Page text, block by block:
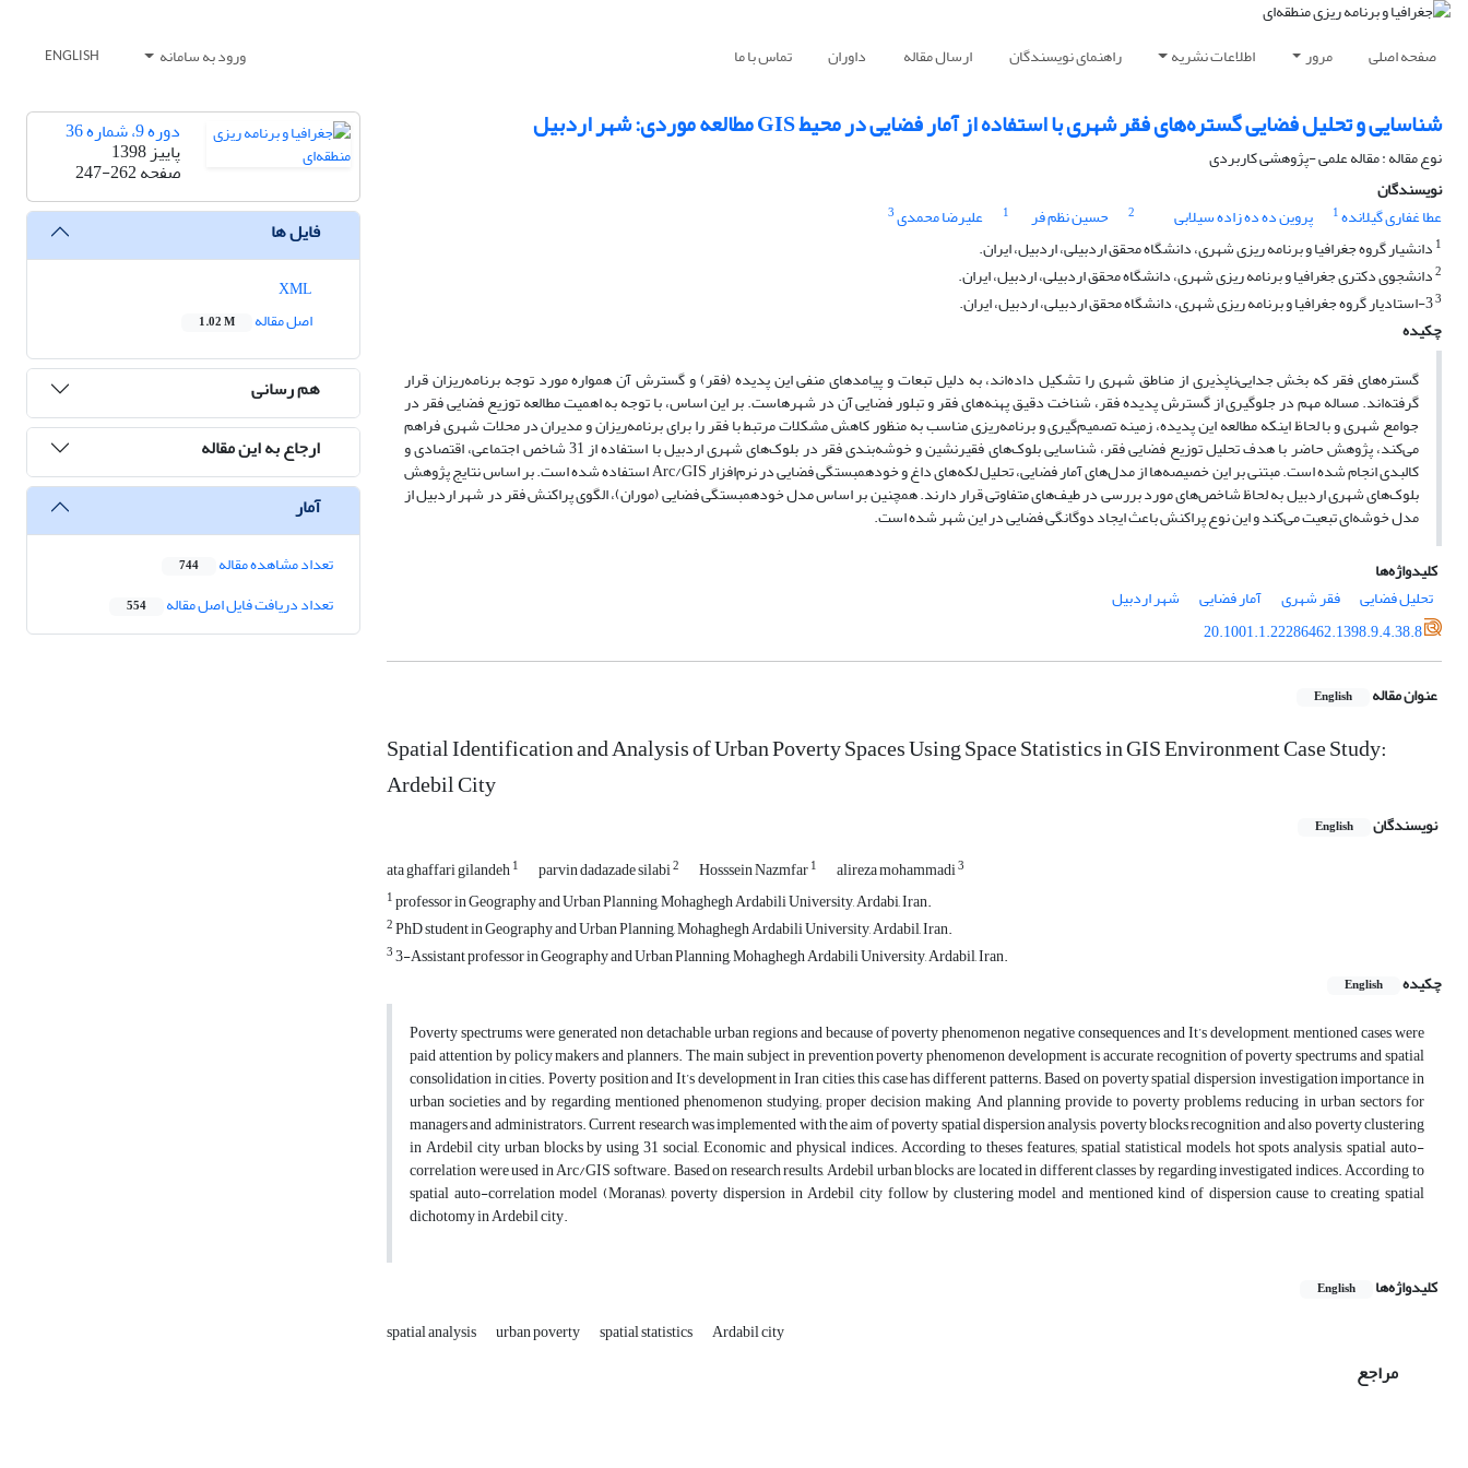
صفحه اصلی مرور اطلاعات نشریه راهنمای نویسندگان ارسال مقاله داوران تماس با ما ورود به سامانه ENGLISH
شناسایی و تحلیل فضایی گستره‌های فقر شهری با استفاده از آمار فضایی در محیط GIS مطالعه موردی: شهر اردبیل
نوع مقاله : مقاله علمی -پژوهشی کاربردی
نویسندگان
عطا غفاری گیلانده1 پروین ده ده زاده سیلابی 2 حسین نظم فر 1 علیرضا محمدی3
1 دانشیار گروه جغرافیا و برنامه ریزی شهری، دانشگاه محقق اردبیلی، اردبیل، ایران.
2دانشجوی دکتری جغرافیا و برنامه ریزی شهری، دانشگاه محقق اردبیلی، اردبیل، ایران.
3
چکیده
گستره‌های فقر که بخش جدایی‌ناپذیری از مناطق شهری را تشکیل داده‌اند، به دلیل تبعات و پیامد‌های منفی این پدیده (فقر) و گسترش آن همواره مورد توجه برنامه‌ریزان قرار
گرفته‌اند. مساله مهم در جلوگیری از گسترش پدیده فقر، شناخت دقیق پهنه‌های فقر و تبلور فضایی آن در شهر‌هاست. بر این اساس، با توجه به اهمیت مطالعه توزیع فضایی فقر در
جوامع شهری و با لحاظ اینکه مطالعه این پدیده، زمینه تصمیم‌گیری و برنامه‌ریزی مناسب به منظور کاهش مشکلات مرتبط با فقر را برای برنامه‌ریزان و مدیران در محلات شهری فراهم
می‌کند، پژوهش حاضر با هدف تحلیل توزیع فضایی فقر، شناسایی بلوک‌های فقیرنشین و خوشه‌بندی فقر در بلوک‌های شهری اردبیل با استفاده از 31 شاخص اجتماعی، اقتصادی و
کالبدی انجام شده است. مبتنی بر این خصیصه‌ها از مدل‌های آمار فضایی، تحلیل لکه‌های داغ و خودهمبستگی فضایی در نرم‌افزار Arc/GIS استفاده شده است. بر اساس نتایج پژوهش
بلوک‌های شهری اردبیل به لحاظ شاخص‌های مورد بررسی در طیف‌های متفاوتی قرار دارند. همچنین بر اساس مدل خودهمبستگی فضایی (موران)، الگوی پراکنش فقر در شهر اردبیل از
مدل خوشه‌ای تبعیت می‌کند و این نوع پراکنش باعث ایجاد دوگانگی فضایی در این شهر شده است.
کلیدواژه‌ها
تحلیل فضایی
فقر شهری آمار فضایی
شهر اردبیل
20.1001.1.22286462.1398.9.4.38.8
عنوان مقاله English
Spatial Identification and Analysis of Urban Poverty Spaces Using Space Statistics in GIS Environment Case Study:
Ardebil City
نویسندگان English
ata ghaffari gilandeh1 parvin dadazade silabi2 Hosssein Nazmfar1 alireza mohammadi3
1professor in Geography and Urban Planning, Mohaghegh Ardabili University, Ardabi, Iran.
2PhD student in Geography and Urban Planning, Mohaghegh Ardabili University, Ardabil, Iran.
33-Assistant professor in Geography and Urban Planning, Mohaghegh Ardabili University, Ardabil, Iran.
چکیده
English
Poverty spectrums were generated non detachable urban regions and because of poverty phenomenon negative consequences and It’s development, mentioned cases were
paid attention by policy makers and planners. The main subject in prevention poverty phenomenon development is accurate recognition of poverty spectrums and spatial
consolidation in cities. Poverty position and It’s development in Iran cities, this case has different patterns. Based on poverty spatial dispersion investigation importance in
urban societies and by regarding mentioned phenomenon studying; proper decision making And planning provide to poverty problems reducing in urban sectors for
managers and administrators. Current research was implemented with the aim of poverty spatial dispersion analysis, poverty blocks recognition and also poverty clustering
in Ardebil city urban blocks by using 31 social, Economic and physical indices. According to theses features; spatial statistical models, hot spots analysis, spatial auto-
correlation were used in Arc/GIS software. Based on research results, Ardebil urban blocks are located in different classes by regarding investigated indices. According to
spatial auto-correlation model (Moranas), poverty dispersion in Ardebil city follow by clustering model and mentioned kind of dispersion cause to creating spatial
dichotomy in Ardebil city.
کلیدواژه‌ها English
spatial analysis urban poverty spatial statistics Ardabil city
مراجع
دوره 9، شماره 36
پاییز 1398
صفحه247-262
فایل ها
اصل مقاله
1.02 M
هم رسانی
ارجاع به این مقاله
آمار
تعداد مشاهده مقاله 744
تعداد دریافت فایل اصل مقاله 554